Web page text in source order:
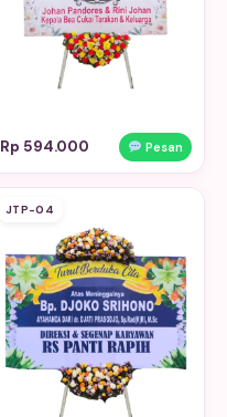
Rp 594.000 Pesan
JTP-04